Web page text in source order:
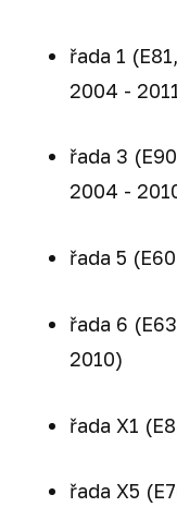
řada 1
2004 -
řada 3
2004 -
řada 5
řada 6
2010)
řada X1
řada X5